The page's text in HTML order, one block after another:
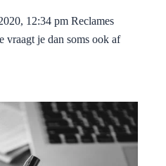
12:34 pm Reclames
vraagt je dan soms ook af